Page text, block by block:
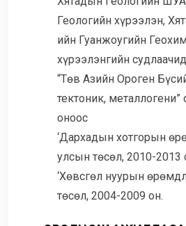
Геологийн хүрээлэн,
ийн Гуанжоугийн
хүрээлэнгийн
“Төв Азийн Ороген
тектоник, металлогени”
оноос
‘Дархадын хотгорын
улсын төсөл, 2010-2013
‘Хөвсгөл нуурын
төсөл, 2004-2009 он.